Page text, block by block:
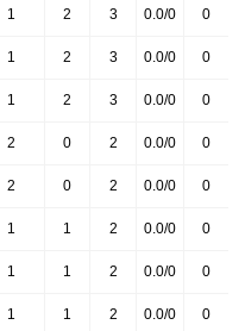
1 2 3 0.0/0 0
1 2 3 0.0/0 0
1 2 3 0.0/0 0
2 0 2 0.0/0 0
2 0 2 0.0/0 0
1 1 2 0.0/0 0
1 1 2 0.0/0 0
1 1 2 0.0/0 0